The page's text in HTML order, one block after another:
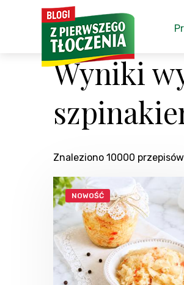
Wyniki
Znaleziono 10000
NOWOŚĆ